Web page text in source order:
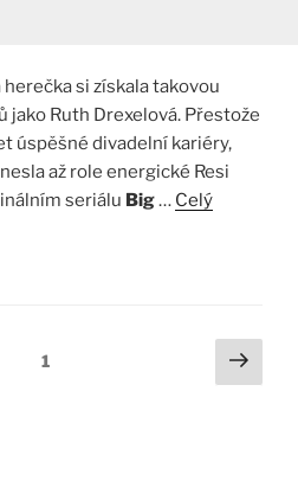
si získala takovou
jako Ruth Drexelová. Přestože
úspěšné divadelní kariéry,
až role energické Resi
seriálu Big… Celý
1
Další